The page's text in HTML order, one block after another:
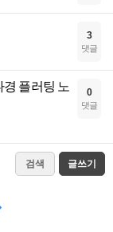
3
댓글
플러팅 노
0
댓글
검색 글쓰기